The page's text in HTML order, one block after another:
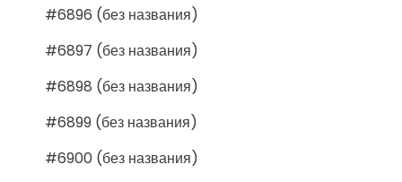
#6896 (без названия)
#6897 (без названия)
#6898 (без названия)
#6899 (без названия)
#6900 (без названия)